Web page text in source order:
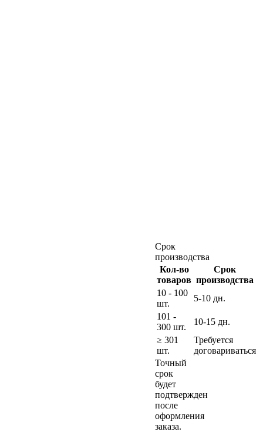
Срок
производства
Кол-во
товаров
Срок
производства
10 - 100
шт.
5-10 дн.
101 -
300 шт.
10-15 дн.
≥ 301
шт.
Требуется
договариваться
Точный
срок
будет
подтвержден
после
оформления
заказа.